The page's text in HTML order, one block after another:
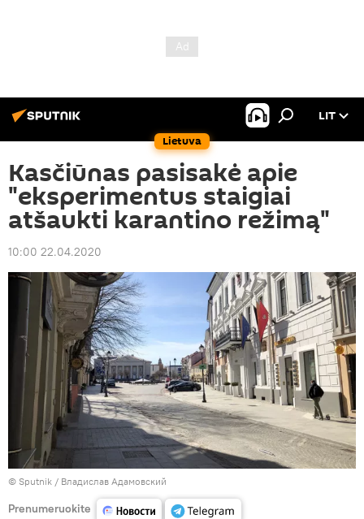
Lietuva
LIT
Kasčiūnas pasisakė apie
"eksperimentus staigiai
atšaukti karantino režimą"
10:00 22.04.2020
© Sputnik / Владислав Адамовский
Prenumeruokite